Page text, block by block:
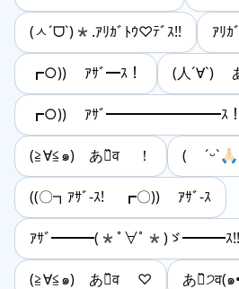
(ㅅˊᗜˋ)*.ｱﾘｶﾞﾄｳ♡ﾃﾞｽ!! ｱﾘ
┏○)) ｱｻﾞ━ｽ！ (人´∀`) あ
┏○)) ｱｻﾞ━━━━━━━━ｽ！
(≧∀≦๑)ゞあㄜ̏व ！ (
((〇┓ｱｻﾞ-ｽ! ┏〇)) ｱｻﾞ-ｽ
ｱｻﾞ━━━(*ﾟ∀ﾟ*)ゞ━━━ｽ!!
(≧∀≦๑)ゞあㄜ̏व ♡ あㄜ̏